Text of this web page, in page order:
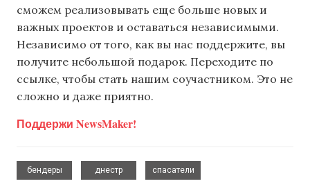
сможем реализовывать еще больше новых и
важных проектов и оставаться независимыми.
Независимо от того, как вы нас поддержите, вы
получите небольшой подарок. Переходите по
ссылке, чтобы стать нашим соучастником. Это не
сложно и даже приятно.
Поддержи NewsMaker!
бендеры
днестр
спасатели